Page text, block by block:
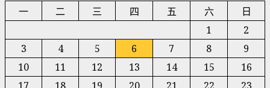
一
二 三 四 五 六
日
1
2
3
4 5 6 7 8
9
10
11 12 13 14 15
16